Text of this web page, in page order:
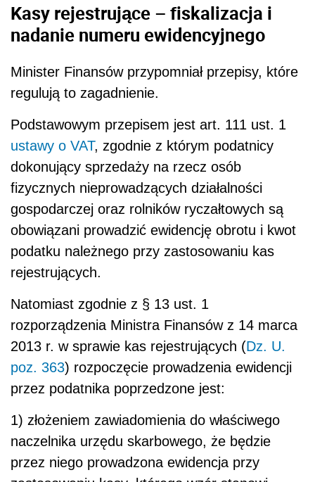
Kasy rejestrujące – fiskalizacja i
nadanie numeru ewidencyjnego
Minister Finansów przypomniał przepisy, które
regulują to zagadnienie.
Podstawowym przepisem jest art. 111 ust. 1
ustawy o VAT, zgodnie z którym podatnicy
dokonujący sprzedaży na rzecz osób
fizycznych nieprowadzących działalności
gospodarczej oraz rolników ryczałtowych są
obowiązani prowadzić ewidencję obrotu i kwot
podatku należnego przy zastosowaniu kas
rejestrujących.
Natomiast zgodnie z § 13 ust. 1
rozporządzenia Ministra Finansów z 14 marca
2013 r. w sprawie kas rejestrujących (Dz. U.
poz. 363) rozpoczęcie prowadzenia ewidencji
przez podatnika poprzedzone jest:
1) złożeniem zawiadomienia do właściwego
naczelnika urzędu skarbowego, że będzie
przez niego prowadzona ewidencja przy